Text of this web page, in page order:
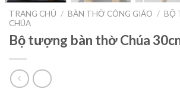
TRANG CHỦ / BÀN THỜ CÔNG GIÁO / BỘ
CHÚA
Bộ tượng bàn thờ Chúa